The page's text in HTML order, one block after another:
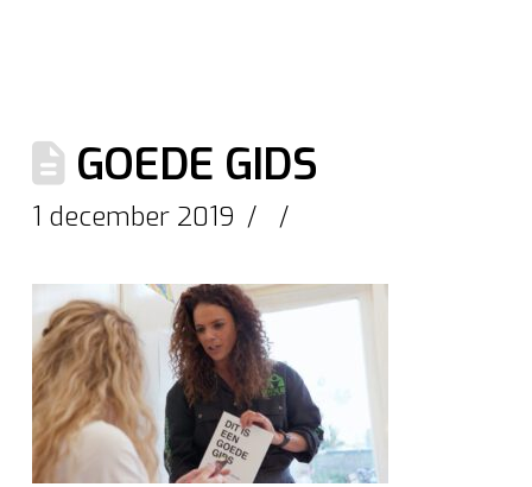
GOEDE GIDS
1 december 2019